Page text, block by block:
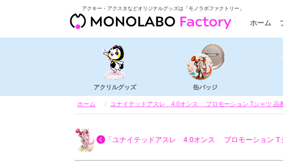
アクキー・アクスタなどオリジナルグッズは「モノラボファクトリー」
ホーム
アクリルグッズ 缶バッジ
ホーム ユナイテッドアスレ 4.0オンス プロモーション Tシャツ 品
「ユナイテッドアスレ 4.0オンス プロモーション T